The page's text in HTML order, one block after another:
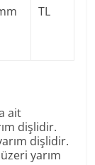
TL
ait
dişlidir.
dişlidir.
yarım